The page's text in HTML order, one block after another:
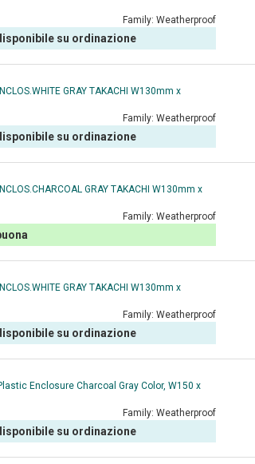
Family: Weatherproof
su ordinazione
GRAY TAKACHI W130mm x
Family: Weatherproof
su ordinazione
GRAY TAKACHI W130mm x
Family: Weatherproof
GRAY TAKACHI W130mm x
Family: Weatherproof
su ordinazione
Enclosure Charcoal Gray Color, W150 x
Family: Weatherproof
su ordinazione